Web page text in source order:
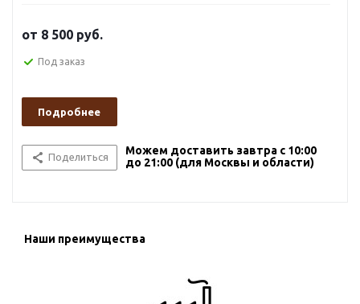
от 8 500 руб.
Под заказ
Подробнее
Поделиться
Можем доставить завтра с 10:00
до 21:00 (для Москвы и области)
Наши преимущества